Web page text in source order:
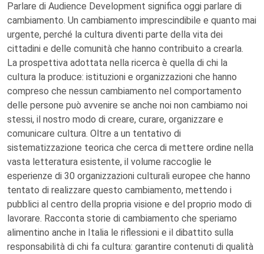
Parlare di Audience Development significa oggi parlare di
cambiamento. Un cambiamento imprescindibile e quanto mai
urgente, perché la cultura diventi parte della vita dei
cittadini e delle comunità che hanno contribuito a crearla.
La prospettiva adottata nella ricerca è quella di chi la
cultura la produce: istituzioni e organizzazioni che hanno
compreso che nessun cambiamento nel comportamento
delle persone può avvenire se anche noi non cambiamo noi
stessi, il nostro modo di creare, curare, organizzare e
comunicare cultura. Oltre a un tentativo di
sistematizzazione teorica che cerca di mettere ordine nella
vasta letteratura esistente, il volume raccoglie le
esperienze di 30 organizzazioni culturali europee che hanno
tentato di realizzare questo cambiamento, mettendo i
pubblici al centro della propria visione e del proprio modo di
lavorare. Racconta storie di cambiamento che speriamo
alimentino anche in Italia le riflessioni e il dibattito sulla
responsabilità di chi fa cultura: garantire contenuti di qualità